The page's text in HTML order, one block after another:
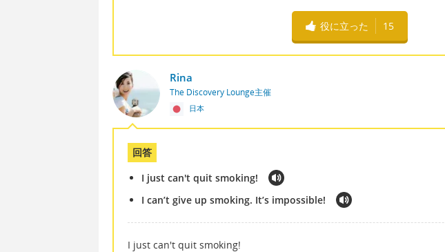
役に立った 15
Rina
The Discovery Lounge主催
日本
回答
I just can't quit smoking!
I can’t give up smoking. It’s impossible!
I just can't quit smoking!